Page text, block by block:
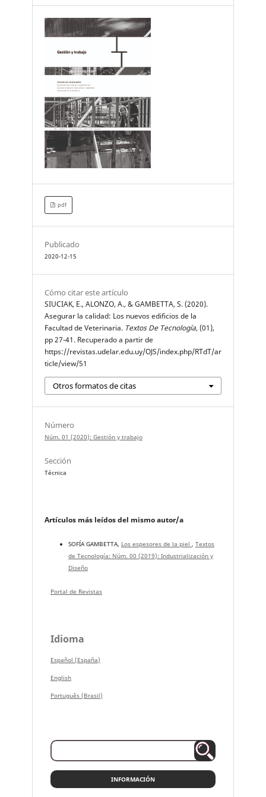
pdf
Publicado
2020-12-15
Cómo citar este artículo
SIUCIAK, E., ALONZO, A., & GAMBETTA, S. (2020).
Asegurar la calidad: Los nuevos edificios de la
Facultad de Veterinaria. Textos De Tecnología, (01),
pp 27-41. Recuperado a partir de
https://revistas.udelar.edu.uy/OJS/index.php/RTdT/ar
ticle/view/51
Otros formatos de citas
Número
Núm. 01 (2020): Gestión y trabajo
Sección
Técnica
Artículos más leídos del mismo autor/a
SOFÍA GAMBETTA, Los espesores de la piel , Textos
de Tecnología: Núm. 00 (2019): Industrialización y
Diseño
Portal de Revistas
Idioma
Español (España)
English
Português (Brasil)
INFORMACIÓN